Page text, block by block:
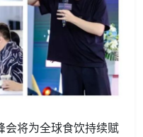
会将为全球食饮持续赋